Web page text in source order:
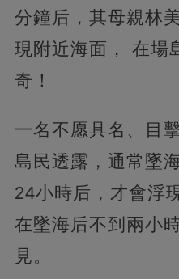
分鐘后，其母親林
現附近海面， 在場
奇！
一名不愿具名、目
島民透露，通常墜
24小時后，才會浮
在墜海后不到兩小
見。